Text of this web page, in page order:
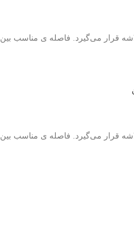
قرار می‌گیرد. فاصله ی مناسب بین
قرار می‌گیرد. فاصله ی مناسب بین